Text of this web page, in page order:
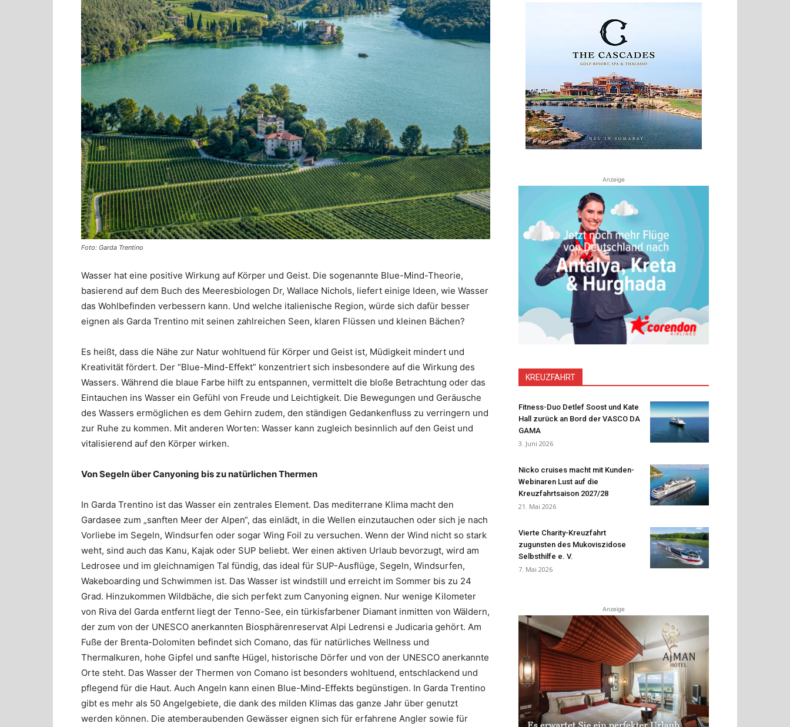
Foto: Garda Trentino
Wasser hat eine positive Wirkung auf Körper und Geist. Die sogenannte Blue-Mind-Theorie,
basierend auf dem Buch des Meeresbiologen Dr, Wallace Nichols, liefert einige Ideen, wie Wasser
das Wohlbefinden verbessern kann. Und welche italienische Region, würde sich dafür besser
eignen als Garda Trentino mit seinen zahlreichen Seen, klaren Flüssen und kleinen Bächen?
Es heißt, dass die Nähe zur Natur wohltuend für Körper und Geist ist, Müdigkeit mindert und
Kreativität fördert. Der “Blue-Mind-Effekt” konzentriert sich insbesondere auf die Wirkung des
Wassers. Während die blaue Farbe hilft zu entspannen, vermittelt die bloße Betrachtung oder das
Eintauchen ins Wasser ein Gefühl von Freude und Leichtigkeit. Die Bewegungen und Geräusche
des Wassers ermöglichen es dem Gehirn zudem, den ständigen Gedankenfluss zu verringern und
zur Ruhe zu kommen. Mit anderen Worten: Wasser kann zugleich besinnlich auf den Geist und
vitalisierend auf den Körper wirken.
Von Segeln über Canyoning bis zu natürlichen Thermen
In Garda Trentino ist das Wasser ein zentrales Element. Das mediterrane Klima macht den
Gardasee zum „sanften Meer der Alpen“, das einlädt, in die Wellen einzutauchen oder sich je nach
Vorliebe im Segeln, Windsurfen oder sogar Wing Foil zu versuchen. Wenn der Wind nicht so stark
weht, sind auch das Kanu, Kajak oder SUP beliebt. Wer einen aktiven Urlaub bevorzugt, wird am
Ledrosee und im gleichnamigen Tal fündig, das ideal für SUP-Ausflüge, Segeln, Windsurfen,
Wakeboarding und Schwimmen ist. Das Wasser ist windstill und erreicht im Sommer bis zu 24
Grad. Hinzukommen Wildbäche, die sich perfekt zum Canyoning eignen. Nur wenige Kilometer
von Riva del Garda entfernt liegt der Tenno-See, ein türkisfarbener Diamant inmitten von Wäldern,
der zum von der UNESCO anerkannten Biosphärenreservat Alpi Ledrensi e Judicaria gehört. Am
Fuße der Brenta-Dolomiten befindet sich Comano, das für natürliches Wellness und
Thermalkuren, hohe Gipfel und sanfte Hügel, historische Dörfer und von der UNESCO anerkannte
Orte steht. Das Wasser der Thermen von Comano ist besonders wohltuend, entschlackend und
pflegend für die Haut. Auch Angeln kann einen Blue-Mind-Effekts begünstigen. In Garda Trentino
gibt es mehr als 50 Angelgebiete, die dank des milden Klimas das ganze Jahr über genutzt
werden können. Die atemberaubenden Gewässer eignen sich für erfahrene Angler sowie für
Anzeige
KREUZFAHRT
Fitness-Duo Detlef Soost und Kate
Hall zurück an Bord der VASCO DA
GAMA
3. Juni 2026
Nicko cruises macht mit Kunden-
Webinaren Lust auf die
Kreuzfahrtsaison 2027/28
21. Mai 2026
Vierte Charity-Kreuzfahrt
zugunsten des Mukoviszidose
Selbsthilfe e. V.
7. Mai 2026
Anzeige